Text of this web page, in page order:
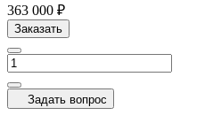
363 000 ₽
Заказать
Задать вопрос